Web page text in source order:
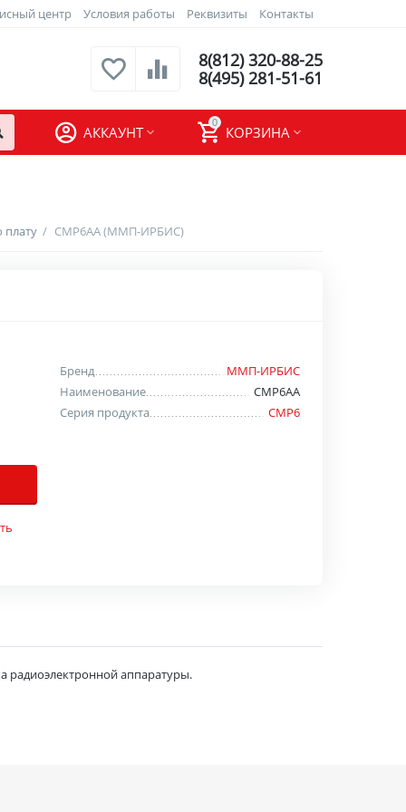
центр Условия работы Реквизиты Контакты
8(812) 320-88-25
8(495) 281-51-61
0
КОРЗИНА
АККАУНТ
плату / СМР6АА (ММП-ИРБИС)
Бренд
ММП-ИРБИС
Наименование
СМР6АА
Серия продукта
СМР6
радиоэлектронной аппаратуры.